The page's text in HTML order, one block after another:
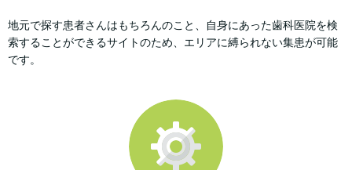
地元で探す患者さんはもちろんのこと、自身にあった歯科医院を検
索することができるサイトのため、エリアに縛られない集患が可能
です。